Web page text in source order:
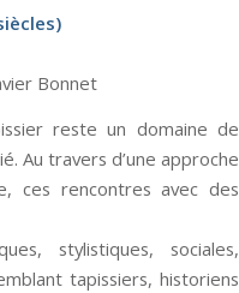
Bonnet
reste un domaine de
Au travers d’une approche
ces rencontres avec des
stylistiques, sociales,
tapissiers, historiens